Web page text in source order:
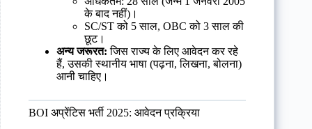
के बाद नहीं)।
SC/ST को 5 साल, OBC को 3 साल की
छूट।
अन्य जरूरत: जिस राज्य के लिए आवेदन कर रहे
हैं, उसकी स्थानीय भाषा (पढ़ना, लिखना, बोलना)
आनी चाहिए।
BOI अप्रेंटिस भर्ती 2025: आवेदन प्रक्रिया